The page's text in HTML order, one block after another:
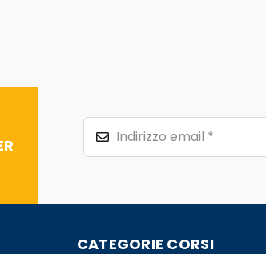
CATEGORIE CORSI